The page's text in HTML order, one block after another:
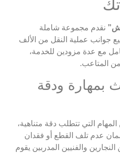
نقدم مجموعة شاملة
جوانب عملية النقل من الألف
مع عدة مزودين للخدمة،
المتاعب.
بمهارة ودقة
التي تتطلب دقة متناهية،
عدم تلف القطع أو فقدان
والفنيين المدربين يقوم